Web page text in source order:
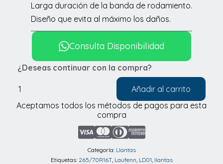
Larga duración de la banda de rodamiento.
Diseño que evita al máximo los daños.
¿Deseas continuar con la compra?
Llantas
Laufenn
Añadir al carrito
Categoría: Llantas
Etiquetas: 265/70R16T, Laufenn, LD01, llantas
Consulta Disponibilidad
Aceptamos todos los métodos de pagos para esta
compra